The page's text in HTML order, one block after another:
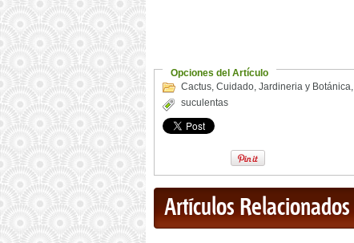
Opciones del Artículo
Cactus, Cuidado, Jardineria y Botánica,
suculentas
Artículos Relacionados